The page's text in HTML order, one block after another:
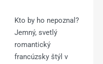
Kto by ho nepoznal?
Jemný, svetlý
romantický
francúzsky štýl v